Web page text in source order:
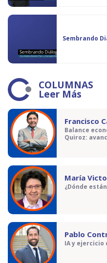
Sembrando
COLUMNAS
Leer Más
Francisco
Balance
Quiroz:
María
¿Dónde
Pablo
IA y ejercicio